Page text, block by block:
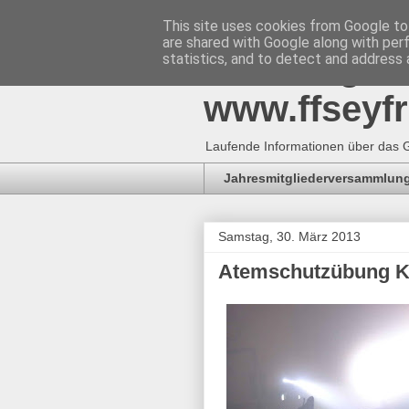
Freiwillige
Laufende Informationen über das
Samstag, 30. März 2013
Atemschutzübung
This site uses cookies from Google
are shared with Google along with
statistics, and to detect and address